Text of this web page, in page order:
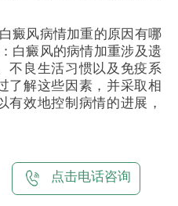
风病情加重的原因有哪
白癜风的病情加重涉及遗
不良生活习惯以及免疫系
了解这些因素，并采取相
有效地控制病情的进展，
点击电话咨询